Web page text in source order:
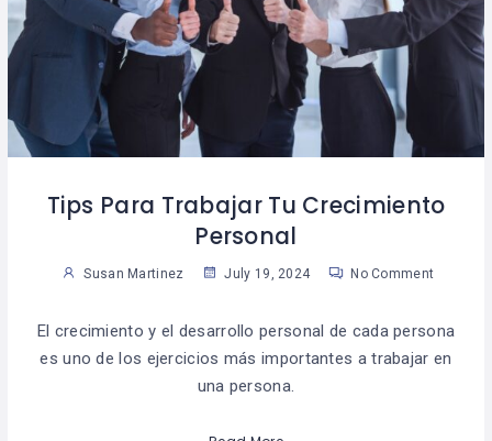
Tips Para Trabajar Tu Crecimiento
Personal
Susan Martinez July 19, 2024 No Comment
El crecimiento y el desarrollo personal de cada persona
es uno de los ejercicios más importantes a trabajar en
una persona.